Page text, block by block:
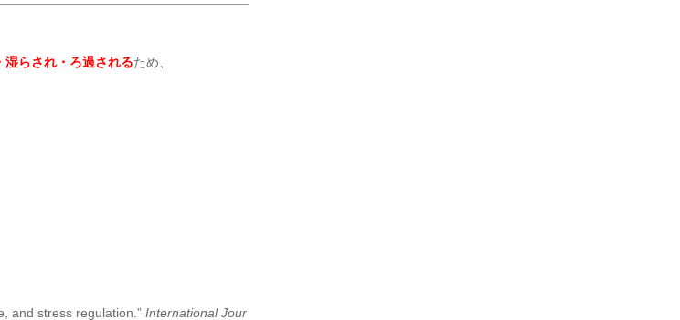
湿らされ・ろ過されるため、
and stress regulation.” International Jour